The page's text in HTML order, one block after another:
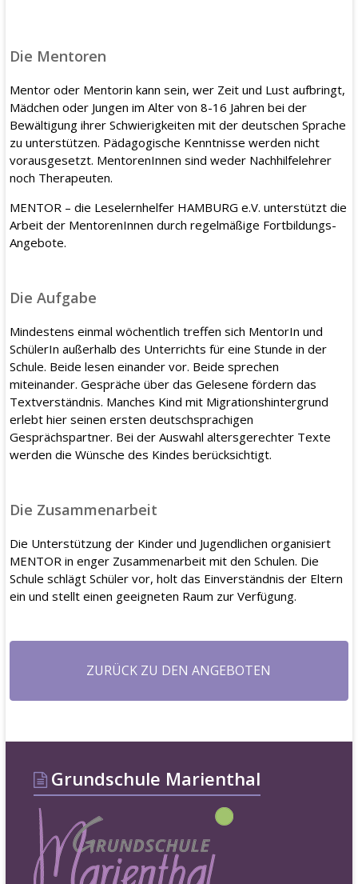
Die Mentoren
Mentor oder Mentorin kann sein, wer Zeit und Lust aufbringt,
Mädchen oder Jungen im Alter von 8-16 Jahren bei der
Bewältigung ihrer Schwierigkeiten mit der deutschen Sprache
zu unterstützen. Pädagogische Kenntnisse werden nicht
vorausgesetzt. MentorenInnen sind weder Nachhilfelehrer
noch Therapeuten.
MENTOR – die Leselernhelfer HAMBURG e.V. unterstützt die
Arbeit der MentorenInnen durch regelmäßige Fortbildungs-
Angebote.
Die Aufgabe
Mindestens einmal wöchentlich treffen sich MentorIn und
SchülerIn außerhalb des Unterrichts für eine Stunde in der
Schule. Beide lesen einander vor. Beide sprechen
miteinander. Gespräche über das Gelesene fördern das
Textverständnis. Manches Kind mit Migrationshintergrund
erlebt hier seinen ersten deutschsprachigen
Gesprächspartner. Bei der Auswahl altersgerechter Texte
werden die Wünsche des Kindes berücksichtigt.
Die Zusammenarbeit
Die Unterstützung der Kinder und Jugendlichen organisiert
MENTOR in enger Zusammenarbeit mit den Schulen. Die
Schule schlägt Schüler vor, holt das Einverständnis der Eltern
ein und stellt einen geeigneten Raum zur Verfügung.
ZURÜCK ZU DEN ANGEBOTEN
Grundschule Marienthal